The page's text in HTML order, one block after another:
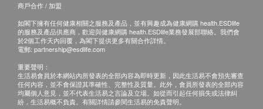
受該訂單，並且會於送貨前透過電話或電郵通知顧
客再作安排。
退換條款：
當顧客收取已訂購之貨品時，有責任檢查貨品是否
有損毀情況，一經確認簽收，恕不接受退換。
退換產品必須包裝完整，如退換之產品有任何殘缺
商戶合作 / 加盟
如閣下擁有任何健康相關之服務及產品，並有興趣成為健康網購 health.ESDlife
的服務及產品供應商，歡迎與健康網購 health.ESDlife業務發展部聯絡。我們會
於2個工作天內回覆，為閣下提供更多有關合作詳情。
電郵: partnership@esdlife.com
重要聲明：
生活易會員於本網站內所發表的全部內容為即時更新，因此生活易不會預先審查
任何內容，並不會保證其準確性、完整性及質量。此外，會員所發表的全部內容
均屬個人意見，並不代表生活易之言論及立場。如從而引起任何損失或法律糾
紛，生活易概不負責。有關詳情請參閱生活易的免責聲明。